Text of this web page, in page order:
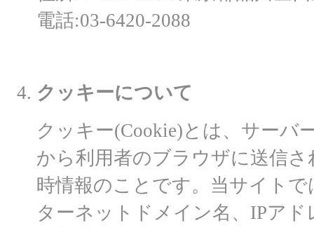
電話:03-6420-2088
クッキーについて
クッキー(Cookie)とは、サーバ
から利用者のブラウザに送信
時情報のことです。当サイト
ターネットドメイン名、IPア